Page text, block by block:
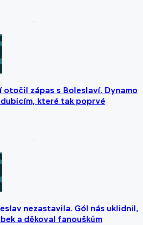
otočil zápas s Boleslaví. Dynamo
které tak poprvé
nezastavila. Gól nás uklidnil,
a děkoval fanouškům